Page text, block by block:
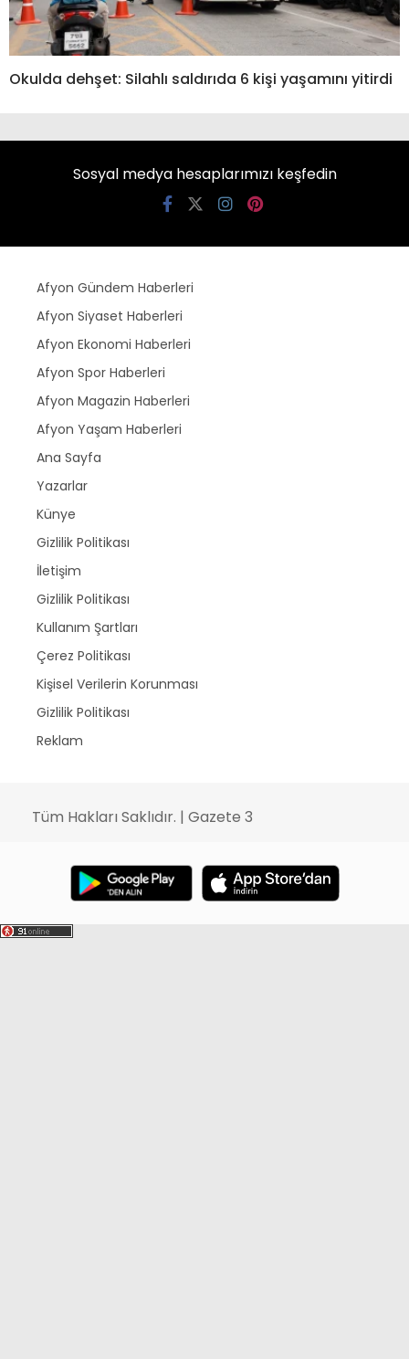
Okulda dehşet: Silahlı saldırıda 6 kişi yaşamını yitirdi
Sosyal medya hesaplarımızı keşfedin
Afyon Gündem Haberleri
Afyon Siyaset Haberleri
Afyon Ekonomi Haberleri
Afyon Spor Haberleri
Afyon Magazin Haberleri
Afyon Yaşam Haberleri
Ana Sayfa
Yazarlar
Künye
Gizlilik Politikası
İletişim
Gizlilik Politikası
Kullanım Şartları
Çerez Politikası
Kişisel Verilerin Korunması
Gizlilik Politikası
Reklam
Tüm Hakları Saklıdır. | Gazete 3